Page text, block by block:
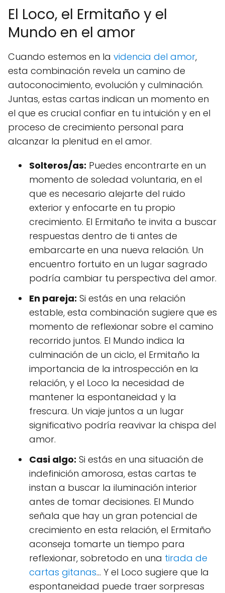
El Loco, el Ermitaño y el
Mundo en el amor
Cuando estemos en la videncia del amor,
esta combinación revela un camino de
autoconocimiento, evolución y culminación.
Juntas, estas cartas indican un momento en
el que es crucial confiar en tu intuición y en el
proceso de crecimiento personal para
alcanzar la plenitud en el amor.
Solteros/as: Puedes encontrarte en un
momento de soledad voluntaria, en el
que es necesario alejarte del ruido
exterior y enfocarte en tu propio
crecimiento. El Ermitaño te invita a buscar
respuestas dentro de ti antes de
embarcarte en una nueva relación. Un
encuentro fortuito en un lugar sagrado
podría cambiar tu perspectiva del amor.
En pareja: Si estás en una relación
estable, esta combinación sugiere que es
momento de reflexionar sobre el camino
recorrido juntos. El Mundo indica la
culminación de un ciclo, el Ermitaño la
importancia de la introspección en la
relación, y el Loco la necesidad de
mantener la espontaneidad y la
frescura. Un viaje juntos a un lugar
significativo podría reavivar la chispa del
amor.
Casi algo: Si estás en una situación de
indefinición amorosa, estas cartas te
instan a buscar la iluminación interior
antes de tomar decisiones. El Mundo
señala que hay un gran potencial de
crecimiento en esta relación, el Ermitaño
aconseja tomarte un tiempo para
reflexionar, sobretodo en una tirada de
cartas gitanas... Y el Loco sugiere que la
espontaneidad puede traer sorpresas